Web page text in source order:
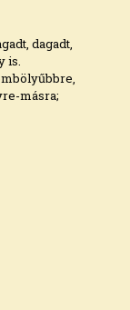
dagadt,
is.
másra;